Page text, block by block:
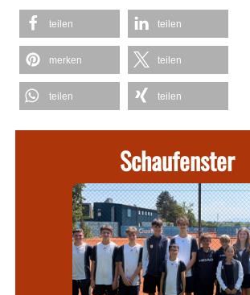
teilen teilen
merken teilen
teilen teilen
Schaufenster